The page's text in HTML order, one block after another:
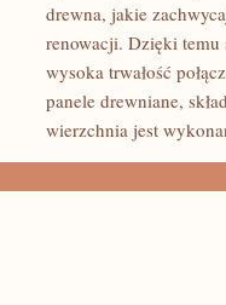
drewna, jakie
renowacji. Dzięki temu
wysoka trwałość
panele drewniane,
wierzchnia jest